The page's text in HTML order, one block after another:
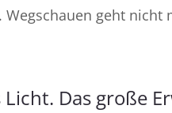
geht
Das große